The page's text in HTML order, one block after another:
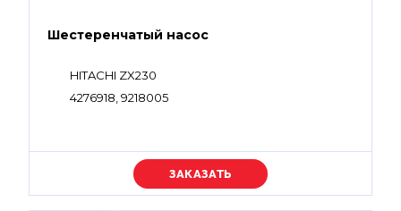
Шестеренчатый насос
HITACHI ZX230
4276918, 9218005
Уточняйте цену